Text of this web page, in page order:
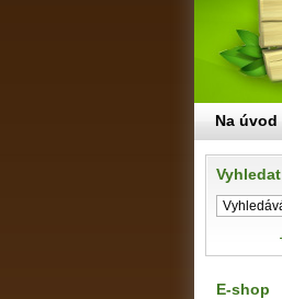
Vyhledat
E-shop
Na úvod